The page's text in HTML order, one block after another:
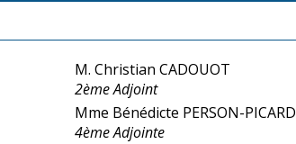
M. Christian CADOUOT
2ème Adjoint
Mme Bénédicte PERSON-PICARD
4ème Adjointe